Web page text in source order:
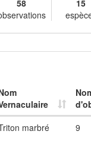
58
15
marbré 9